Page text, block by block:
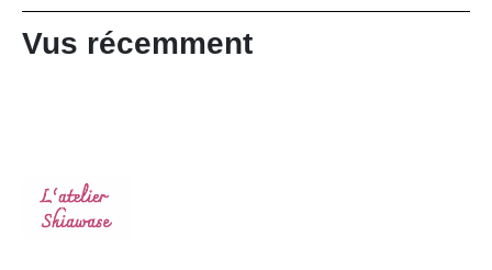
Vus récemment